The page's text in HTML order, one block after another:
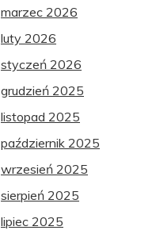
marzec 2026
luty 2026
styczeń 2026
grudzień 2025
listopad 2025
październik 2025
wrzesień 2025
sierpień 2025
lipiec 2025